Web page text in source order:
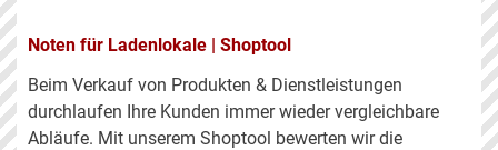
Noten für Ladenlokale | Shoptool
Beim Verkauf von Produkten & Dienstleistungen
durchlaufen Ihre Kunden immer wieder vergleichbare
Abläufe. Mit unserem Shoptool bewerten wir die